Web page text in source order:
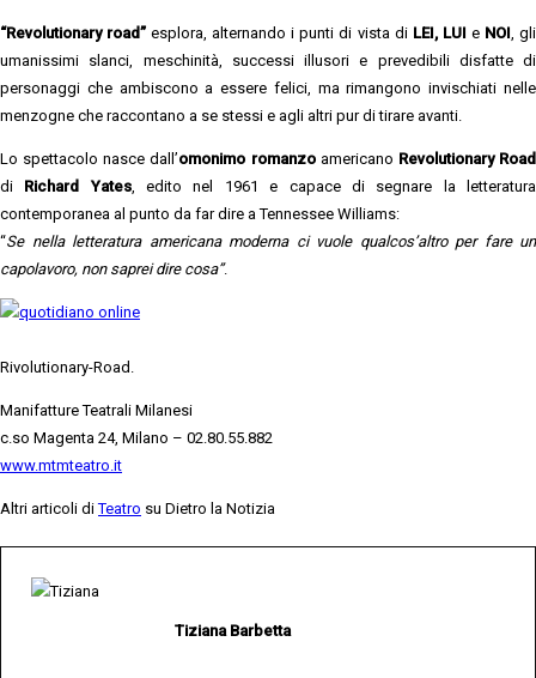
“Revolutionary road” esplora, alternando i punti di vista di LEI, LUI e NOI , gli
umanissimi slanci, meschinità, successi illusori e prevedibili disfatte di
personaggi che ambiscono a essere felici, ma rimangono invischiati nelle
menzogne che raccontano a se stessi e agli altri pur di tirare avanti.
Lo spettacolo nasce dall’omonimo romanzoamericano Revolutionary Road
di Richard Yates, edito nel 1961 e capace di segnare la letteratura
contemporanea al punto da far dire a Tennessee Williams:
“Se nella letteratura americana moderna ci vuole qualcos’altro per fare un
capolavoro, non saprei dire cosa”.
Rivolutionary-Road.
Manifatture Teatrali Milanesi
c.so Magenta 24, Milano – 02.80.55.882
www.mtmteatro.it
Altri articoli diTeatro su Dietro la Notizia
Tiziana Barbetta